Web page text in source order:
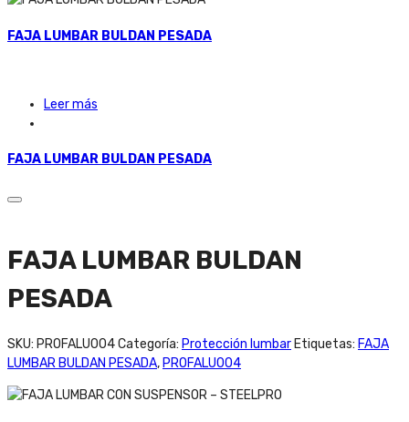
FAJA LUMBAR BULDAN PESADA
Leer más
FAJA LUMBAR BULDAN PESADA
FAJA LUMBAR BULDAN
PESADA
SKU: PROFALU004Categoría: Protección lumbar Etiquetas: FAJA
LUMBAR BULDAN PESADA, PROFALU004